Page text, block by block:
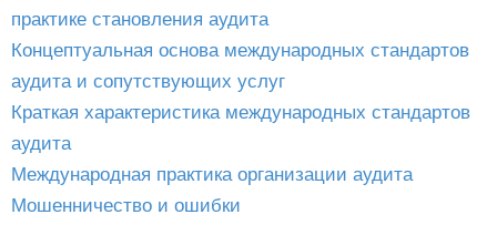
практике становления аудита
Концептуальная основа международных стандартов
аудита и сопутствующих услуг
Краткая характеристика международных стандартов
аудита
Международная практика организации аудита
Мошенничество и ошибки